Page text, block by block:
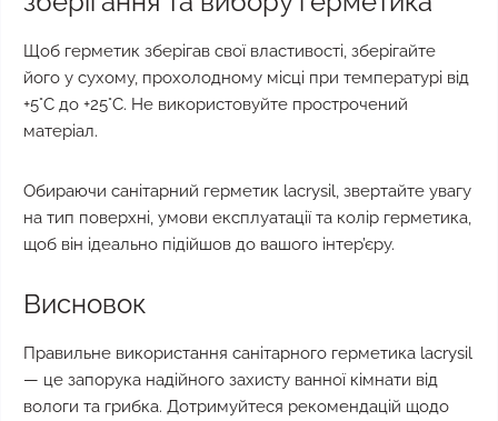
Щоб герметик зберігав свої властивості, зберігайте
його у сухому, прохолодному місці при температурі від
+5°C до +25°C. Не використовуйте прострочений
матеріал.
Обираючи санітарний герметик lacrysil, звертайте увагу
на тип поверхні, умови експлуатації та колір герметика,
щоб він ідеально підійшов до вашого інтер’єру.
Висновок
Правильне використання санітарного герметика lacrysil
— це запорука надійного захисту ванної кімнати від
вологи та грибка. Дотримуйтеся рекомендацій щодо